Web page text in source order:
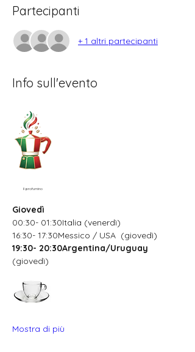
Partecipanti
+ 1 altri partecipanti
Info sull'evento
Il profumino
Giovedì
00:30- 01:30Italia (venerdì)
16:30- 17:30Messico / USA  (giovedì)
19:30- 20:30Argentina/Uruguay
(giovedì)
Mostra di più